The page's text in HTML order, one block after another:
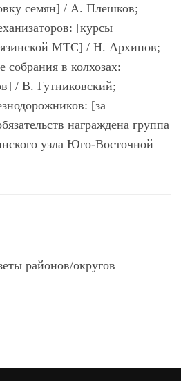
семян] / А. Плешков;
[курсы
МТС] / Н. Архипов;
в колхозах:
/ В. Гутниковский;
[за
награждена группа
узла Юго-Восточной
районов/округов